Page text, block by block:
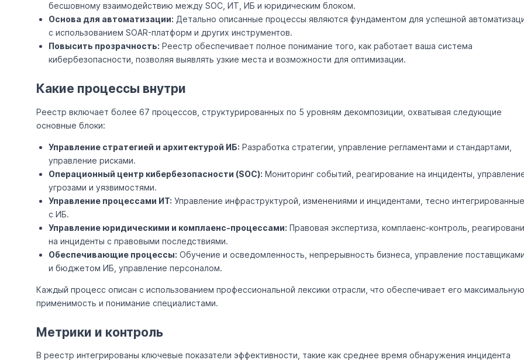
бесшовному взаимодействию между SOC, ИТ, ИБ и юридическим блоком.
Основа для автоматизации: Детально описанные процессы являются фундаментом для успешной
с использованием SOAR-платформ и других инструментов.
Повысить прозрачность: Реестр обеспечивает полное понимание того, как работает ваша система
кибербезопасности, позволяя выявлять узкие места и возможности для оптимизации.
Какие процессы внутри
Реестр включает более 67 процессов, структурированных по 5 уровням декомпозиции, охватывая следующие
основные блоки:
Управление стратегией и архитектурой ИБ: Разработка стратегии, управление регламентами и стандартами,
управление рисками.
Операционный центр кибербезопасности (SOC): Мониторинг событий, реагирование на инциденты,
угрозами и уязвимостями.
Управление процессами ИТ: Управление инфраструктурой, изменениями и инцидентами, тесно интегрированные
с ИБ.
Управление юридическими и комплаенс-процессами: Правовая экспертиза, комплаенс-контроль,
на инциденты с правовыми последствиями.
Обеспечивающие процессы: Обучение и осведомленность, непрерывность бизнеса, управление
и бюджетом ИБ, управление персоналом.
Каждый процесс описан с использованием профессиональной лексики отрасли, что обеспечивает его максимальную
применимость и понимание специалистами.
Метрики и контроль
В реестр интегрированы ключевые показатели эффективности, такие как среднее время обнаружения инцидента